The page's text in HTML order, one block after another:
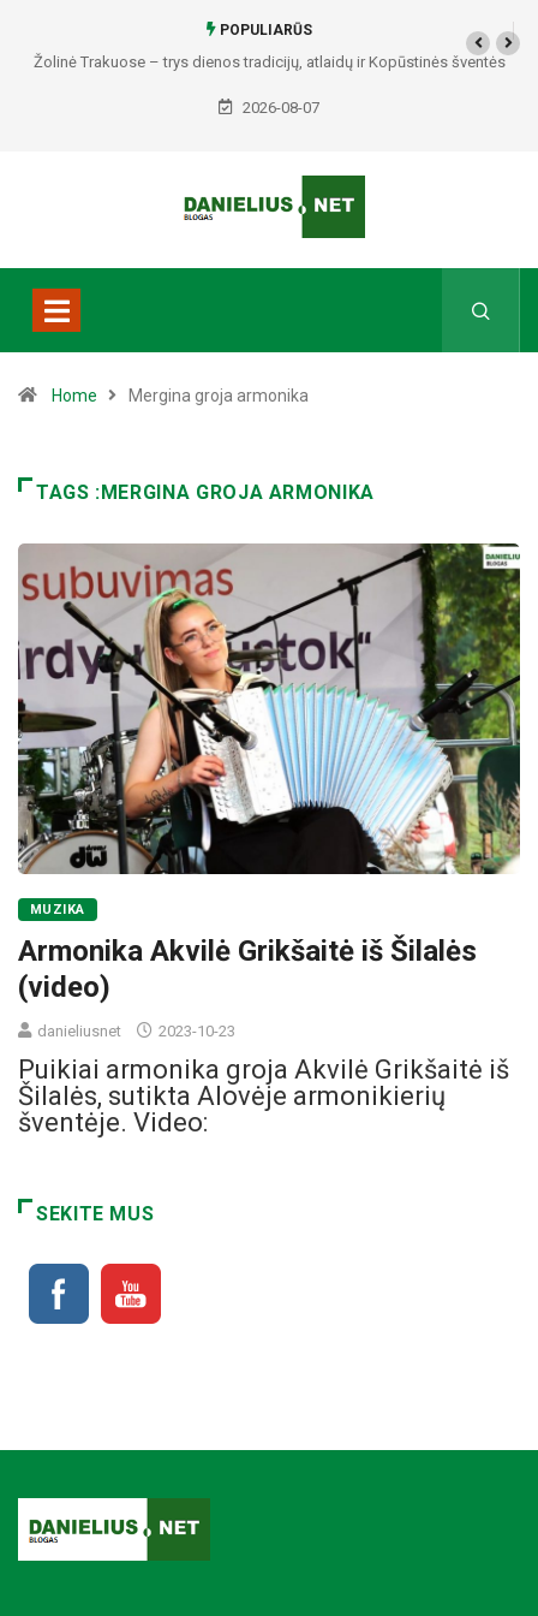
POPULIARŪS
Žolinė Trakuose – trys dienos tradicijų, atlaidų ir Kopūstinės šventės
2026-08-07
Home Mergina groja armonika
TAGS :MERGINA GROJA ARMONIKA
MUZIKA
Armonika Akvilė Grikšaitė iš Šilalės
(video)
danieliusnet 2023-10-23
Puikiai armonika groja Akvilė Grikšaitė iš
Šilalės, sutikta Alovėje armonikierių
šventėje. Video:
SEKITE MUS